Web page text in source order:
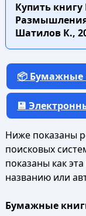
Купить книгу
Размышления
Шатилов К.,
📦 Бумажные
💾
Ниже показаны
поисковых
показаны как
названию или
Бумажные